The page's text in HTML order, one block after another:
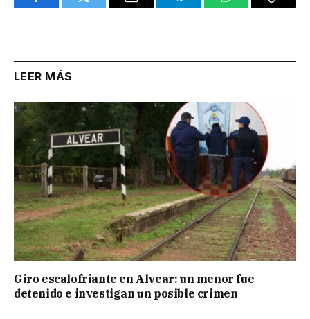
FacebookTwitter Email TelegramWhatsAppCopy
LEER MÁS
Giro escalofriante en Alvear: un menor fue
detenido e investigan un posible crimen